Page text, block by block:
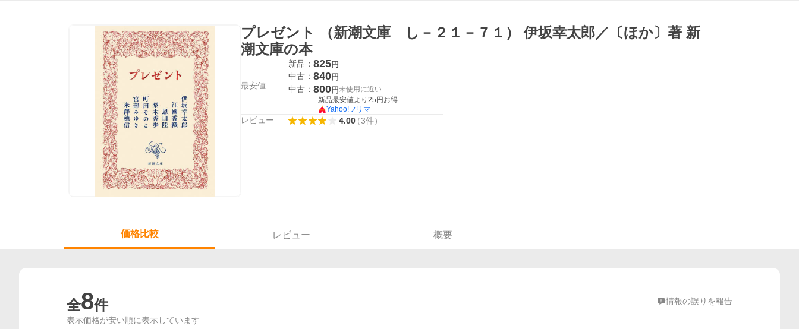
プレゼント （新潮文庫 し－２１－７１） 伊坂幸太郎／〔ほか〕著 新
潮文庫の本
最安値
新品： 825円
中古： 840円
中古： 800円未使用に近い
新品最安値より 25 円お得
Yahoo!フリマ
レビュー 4.00（3件）
価格比較 レビュー 概要
全8件 情報の誤りを報告
表示価格が安い順に表示しています